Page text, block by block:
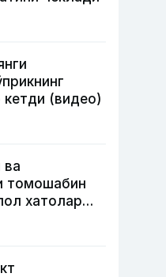
(видео)
томошабин
хатолар